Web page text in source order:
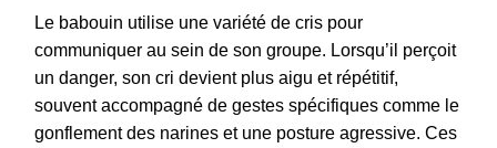
Le babouin utilise une variété de cris pour
communiquer au sein de son groupe. Lorsqu’il perçoit
un danger, son cri devient plus aigu et répétitif,
souvent accompagné de gestes spécifiques comme le
gonflement des narines et une posture agressive. Ces